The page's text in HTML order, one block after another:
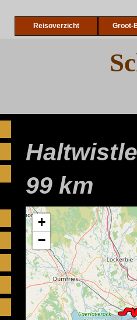
Reisoverzicht Groot-
99 km